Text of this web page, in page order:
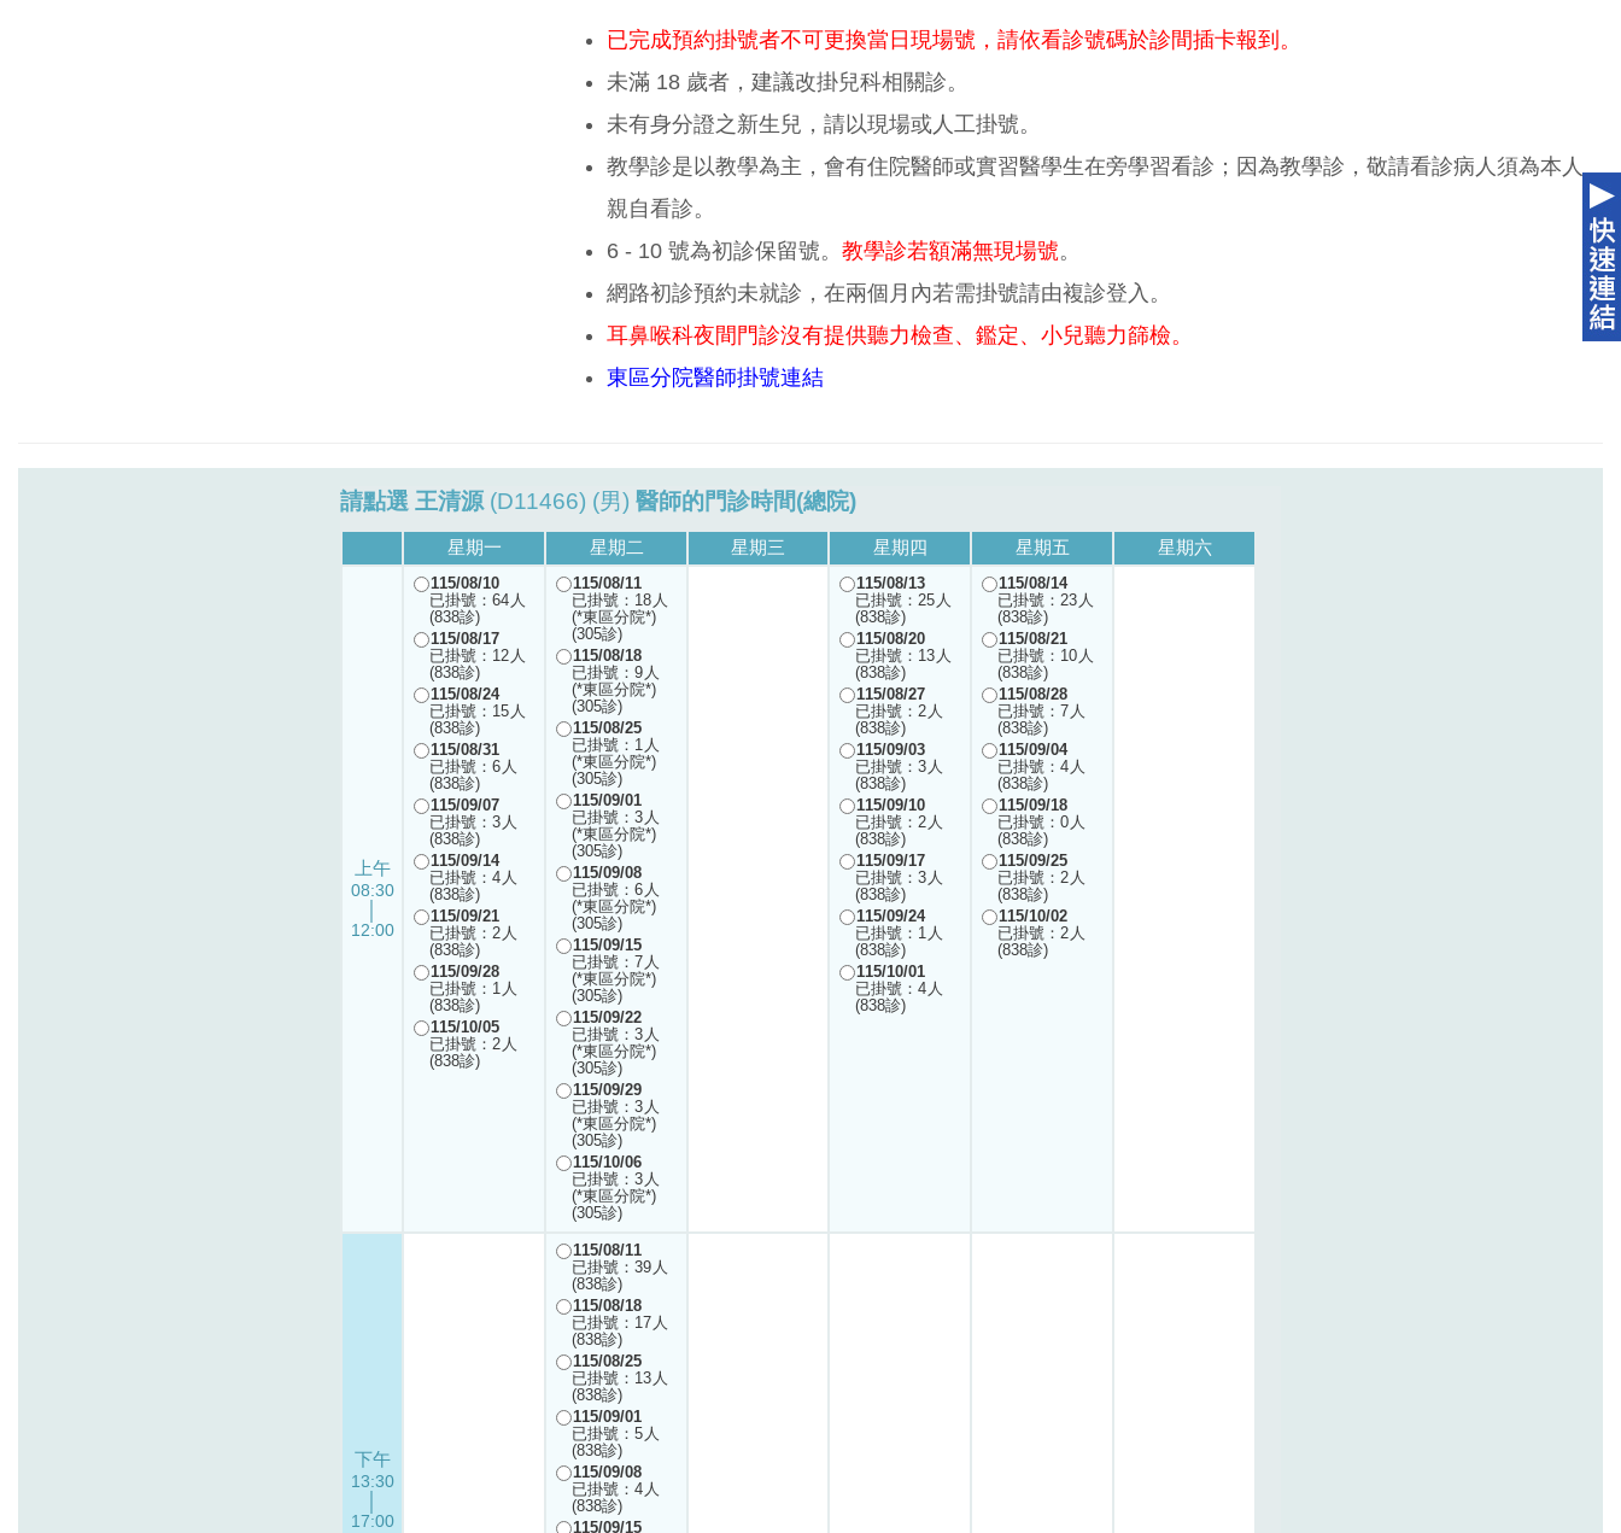
已完成預約掛號者不可更換當日現場號，請依看診號碼於診間插卡報到。
未滿 18 歲者，建議改掛兒科相關診。
未有身分證之新生兒，請以現場或人工掛號。
教學診是以教學為主，會有住院醫師或實習醫學生在旁學習看診；因為教學診，敬請看診病人須為本人
親自看診。
6 - 10 號為初診保留號。 教學診若額滿無現場號。
網路初診預約未就診，在兩個月內若需掛號請由複診登入。
耳鼻喉科夜間門診沒有提供聽力檢查、鑑定、小兒聽力篩檢。
東區分院醫師掛號連結